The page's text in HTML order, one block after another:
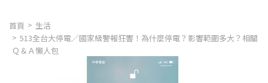
首頁
生活
513全台大停電／國家級警報狂響！為什麼停電？影響範圍多大？相關
Ｑ＆Ａ懶人包